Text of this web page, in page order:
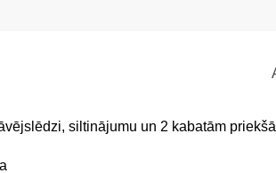
siltinājumu un 2 kabatām